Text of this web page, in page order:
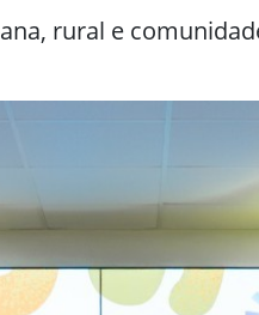
rural e